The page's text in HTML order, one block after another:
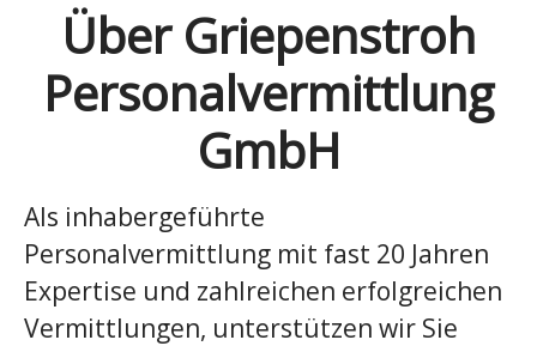
Über Griepenstroh
Personalvermittlung
GmbH
Als inhabergeführte
Personalvermittlung mit fast 20 Jahren
Expertise und zahlreichen erfolgreichen
Vermittlungen, unterstützen wir Sie